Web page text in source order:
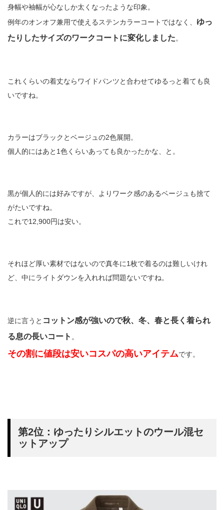
身幅や袖幅が心なしか太くなったような印象。
例年のオンオフ兼用で使えるステンカラーコートではなく、 ゆっ
たりしたサイズのワークコートに変化しました。
これくらいの着丈ならワイドパンツと合わせてゆるっと着ても良
いですね。
カラーはブラックとベージュの2色展開。
個人的にはあと1色くらいあっても良かったかな、と。
黒が個人的には好みですが、よりワーク感のあるベージュも捨て
がたいですね。
これで12,900円は安い。
それほど厚い素材ではないので真冬に1枚で着るのは難しいけれ
ど、中にライトダウンを入れれば問題ないですね。
逆に言うと コットン感が強いので秋、冬、春と長く着られ
る息の長いコート 。
その割に値段は安いコスパの高いアイテムです。
第2位：ゆったりシルエットのウール混セ
ットアップ